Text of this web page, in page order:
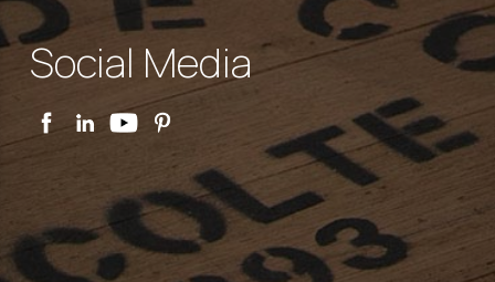
Social Media